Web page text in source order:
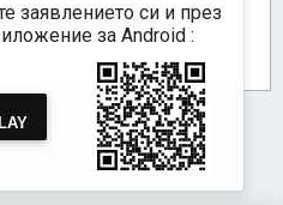
заявлението си и през
за Android :